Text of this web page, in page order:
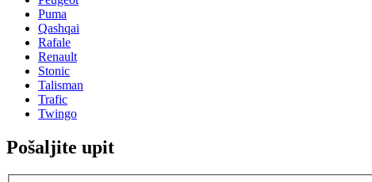
Puma
Qashqai
Rafale
Renault
Stonic
Talisman
Trafic
Twingo
Pošaljite upit